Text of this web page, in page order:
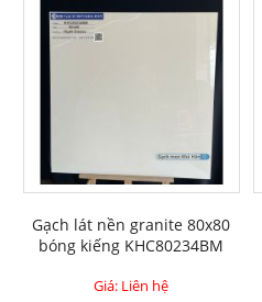
Gạch lát nền granite 80x80
bóng kiếng KHC80234BM
Giá: Liên hệ